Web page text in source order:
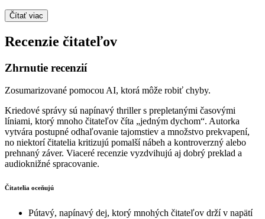
Čítať viac
Recenzie čitateľov
Zhrnutie recenzií
Zosumarizované pomocou AI, ktorá môže robiť chyby.
Kriedové správy sú napínavý thriller s prepletanými časovými
líniami, ktorý mnoho čitateľov číta „jedným dychom“. Autorka
vytvára postupné odhaľovanie tajomstiev a množstvo prekvapení,
no niektorí čitatelia kritizujú pomalší nábeh a kontroverzný alebo
prehnaný záver. Viaceré recenzie vyzdvihujú aj dobrý preklad a
audioknižné spracovanie.
Čitatelia oceňujú
Pútavý, napínavý dej, ktorý mnohých čitateľov drží v napätí